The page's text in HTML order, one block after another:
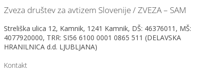
Zveza društev za avtizem Slovenije / ZVEZA – SAM
Streliška ulica 12, Kamnik, 1241 Kamnik, DŠ: 46376011, MŠ:
4077920000, TRR: SI56 6100 0001 0865 511 (DELAVSKA
HRANILNICA d.d. LJUBLJANA)
Kontakt